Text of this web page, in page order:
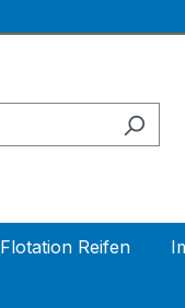
Flotation Reifen